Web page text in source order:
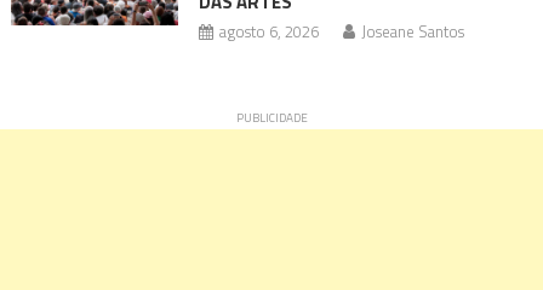
agosto 6, 2026 Joseane Santos